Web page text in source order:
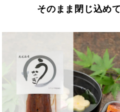
そのまま閉じ込め